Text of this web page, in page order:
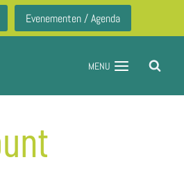
Evenementen / Agenda
MENU